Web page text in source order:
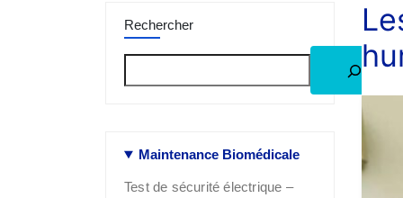
Rechercher
Maintenance Biomédicale
Test de sécurité électrique –